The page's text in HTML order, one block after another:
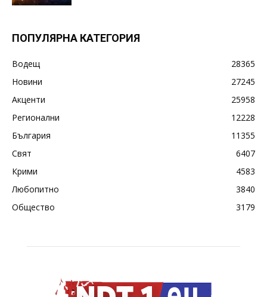
ПОПУЛЯРНА КАТЕГОРИЯ
Водещ
28365
Новини
27245
Акценти
25958
Регионални
12228
България
11355
Свят
6407
Крими
4583
Любопитно
3840
Общество
3179